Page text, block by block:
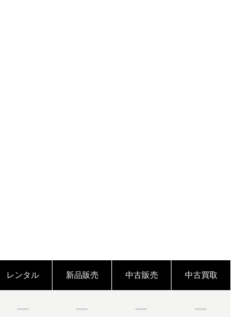
レンタル 新品販売 中古販売 中古買取